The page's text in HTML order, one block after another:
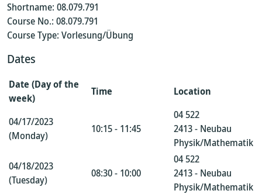
Shortname: 08.079.791
Course No.: 08.079.791
Course Type: Vorlesung/Übung
Dates
Date (Day of the
week)
Time Location
04/17/2023
(Monday)
10:15 - 11:45
04 522
2413 - Neubau
Physik/Mathematik
04/18/2023
(Tuesday)
08:30 - 10:00
04 522
2413 - Neubau
Physik/Mathematik